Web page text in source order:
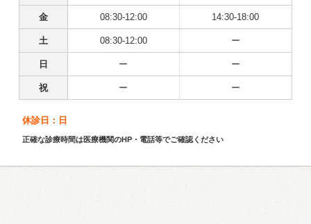
金 08:30-12:00 14:30-18:00
土 08:30-12:00 ー
日 ー ー
祝 ー ー
休診日：日
正確な診療時間は医療機関のHP・電話等でご確認ください